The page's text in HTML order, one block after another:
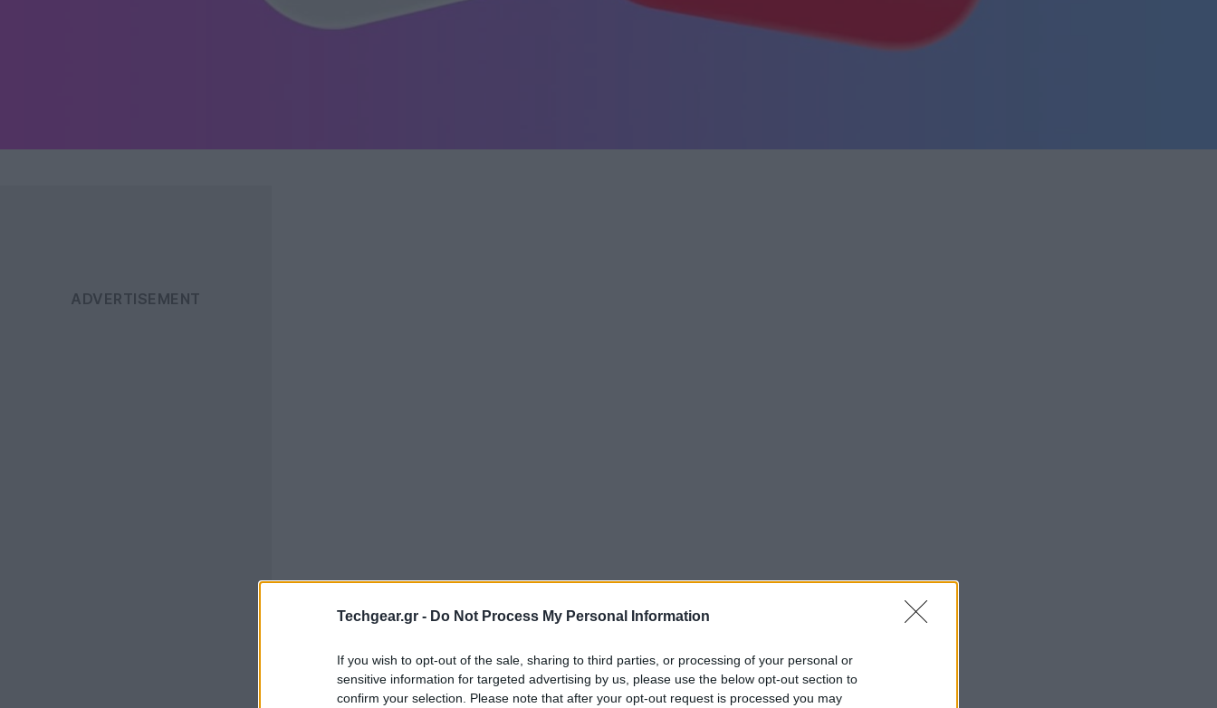
Techgear.gr - Do Not Process My Personal Information
If you wish to opt-out of the sale, sharing to third parties, or processing of your personal or
sensitive information for targeted advertising by us, please use the below opt-out section to
confirm your selection. Please note that after your opt-out request is processed you may